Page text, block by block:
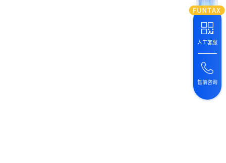
人工客服
售前咨询